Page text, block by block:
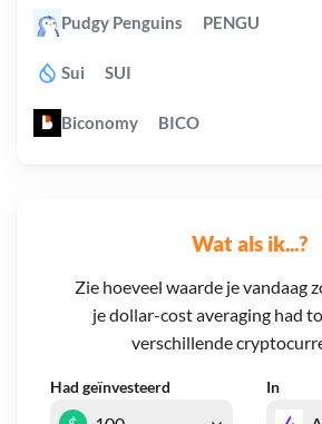
Wat als ik...?
Zie hoeveel waarde je vandaag
je dollar-cost averaging had
verschillende
Had geïnvesteerd In
Pudgy Penguins PENGU
Sui SUI
Biconomy BICO